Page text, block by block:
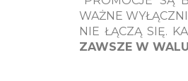
WAŻNE
NIE ŁĄCZĄ SIĘ.
ZAWSZE W